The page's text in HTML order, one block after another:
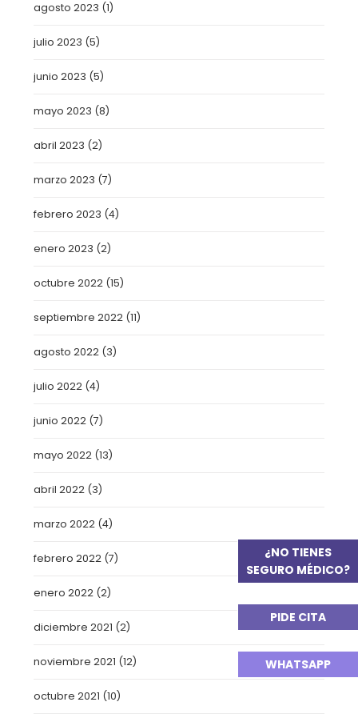
agosto 2023 (1)
julio 2023 (5)
junio 2023 (5)
mayo 2023 (8)
abril 2023 (2)
marzo 2023 (7)
febrero 2023 (4)
enero 2023 (2)
octubre 2022 (15)
septiembre 2022 (11)
agosto 2022 (3)
julio 2022 (4)
junio 2022 (7)
mayo 2022 (13)
abril 2022 (3)
marzo 2022 (4)
febrero 2022 (7)
enero 2022 (2)
diciembre 2021 (2)
noviembre 2021 (12)
octubre 2021 (10)
¿NO TIENES
SEGURO MÉDICO?
PIDE CITA
WHATSAPP